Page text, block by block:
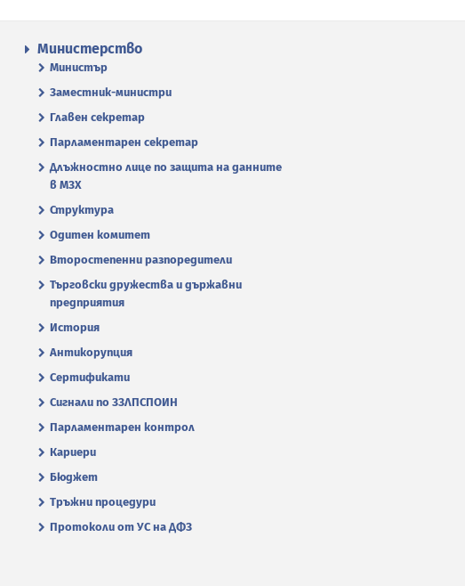
Министерство
Министър
Заместник-министри
Главен секретар
Парламентарен секретар
Длъжностно лице по защита на данните
в МЗХ
Структура
Одитен комитет
Второстепенни разпоредители
Търговски дружества и държавни
предприятия
История
Антикорупция
Сертификати
Сигнали по ЗЗЛПСПОИН
Парламентарен контрол
Кариери
Бюджет
Тръжни процедури
Протоколи от УС на ДФЗ